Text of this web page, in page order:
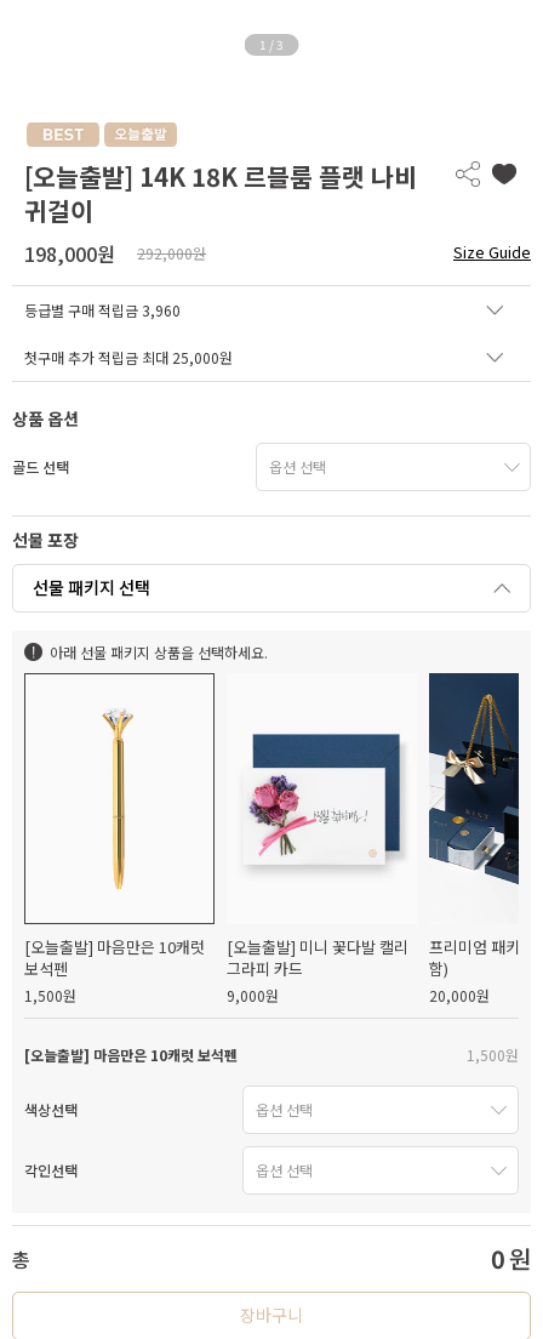
1 / 3
[오늘출발] 14K 18K 르블룸 플랫 나비
귀걸이
198,000원 292,000원 Size Guide
등급별 구매 적립금3,960
첫구매 추가 적립금 최대 25,000원
상품 옵션
골드 선택
선물 포장
선물 패키지 선택
아래 선물 패키지 상품을 선택하세요.
[오늘출발] 마음만은 10캐럿
보석펜
1,500원
[오늘출발] 미니 꽃다발 캘리
그라피 카드
9,000원
프리미엄 패키지
함)
20,000원
[오늘출발] 마음만은 10캐럿 보석펜 1,500원
색상선택
각인선택
총 0원
장바구니